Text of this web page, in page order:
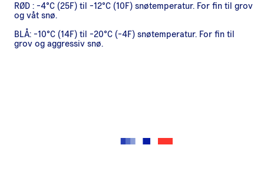
RØD : -4°C (25F) til -12°C (10F) snøtemperatur. For fin til grov
og våt snø.
BLÅ: -10°C (14F) til -20°C (-4F) snøtemperatur. For fin til
grov og aggressiv snø.